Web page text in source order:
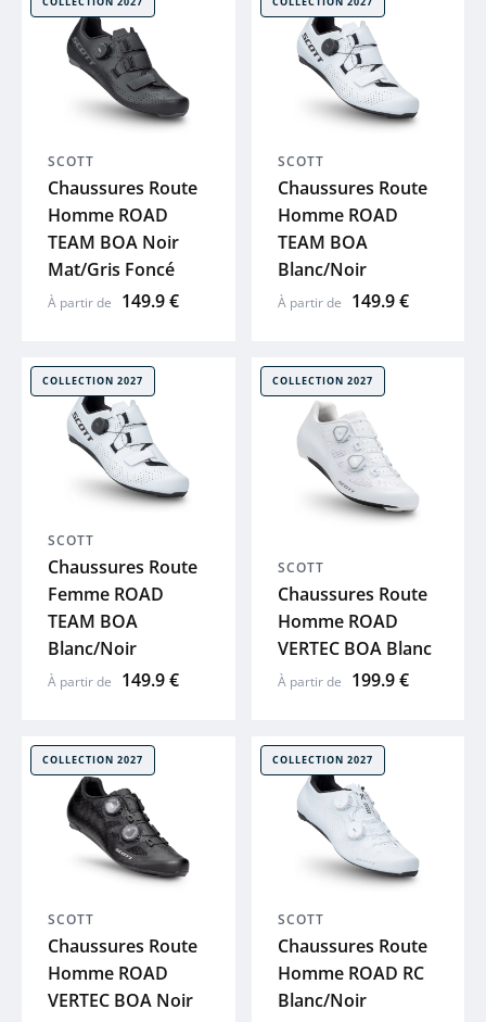
SCOTT
Chaussures Route
Homme ROAD
TEAM BOA Noir
Mat/Gris Foncé
À partir de 149.9 €
SCOTT
Chaussures Route
Homme ROAD
TEAM BOA
Blanc/Noir
À partir de 149.9 €
COLLECTION 2027
SCOTT
Chaussures Route
Femme ROAD
TEAM BOA
Blanc/Noir
À partir de 149.9 €
COLLECTION 2027
SCOTT
Chaussures Route
Homme ROAD
VERTEC BOA Blanc
À partir de 199.9 €
COLLECTION 2027
SCOTT
Chaussures Route
Homme ROAD
VERTEC BOA Noir
COLLECTION 2027
SCOTT
Chaussures Route
Homme ROAD RC
Blanc/Noir